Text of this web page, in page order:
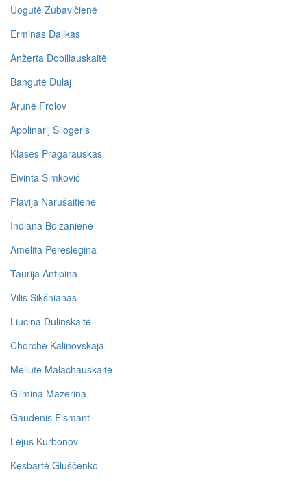
Uogutė Zubavičienė
Erminas Dalikas
Anžerta Dobiliauskaitė
Bangutė Dulaj
Arūnė Frolov
Apolinarij Šliogeris
Klases Pragarauskas
Eivinta Šimkovič
Flavija Narušaitienė
Indiana Bolzanienė
Amelita Pereslegina
Taurija Antipina
Vilis Šikšnianas
Liucina Dulinskaitė
Chorchė Kalinovskaja
Meilute Malachauskaitė
Gilmina Mazerina
Gaudenis Eismant
Lėjus Kurbonov
Kęsbartė Gluščenko